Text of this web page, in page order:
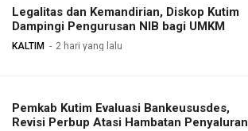
Legalitas dan Kemandirian, Diskop Kutim
Dampingi Pengurusan NIB bagi UMKM
KALTIM 2 hari yang lalu
Pemkab Kutim Evaluasi Bankeususdes,
Revisi Perbup Atasi Hambatan Penyaluran